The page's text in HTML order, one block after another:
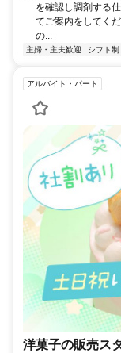
を確認し調剤する
てご案内をしてく
の...
主婦・主夫歓迎 シフト制
アルバイト・パート
洋菓子の販売ス